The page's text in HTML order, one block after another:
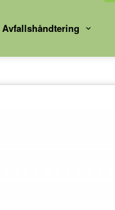
Avfallshåndtering